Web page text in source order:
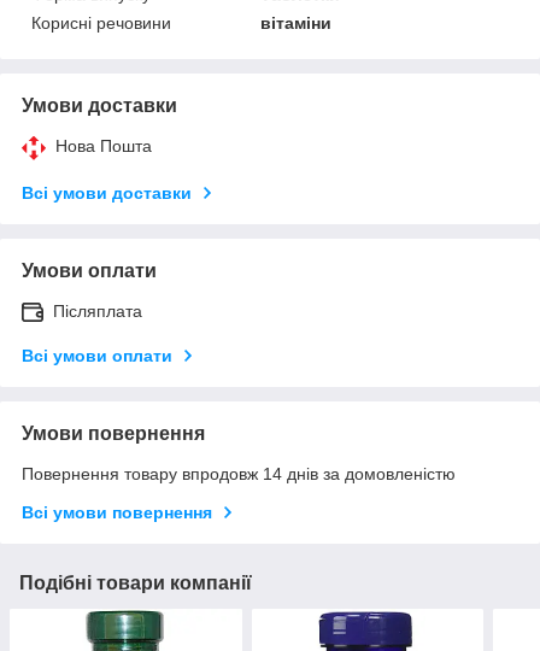
Корисні речовини
вітаміни
Умови доставки
Нова Пошта
Всі умови доставки
Умови оплати
Післяплата
Всі умови оплати
Умови повернення
Повернення товару впродовж 14 днів за домовленістю
Всі умови повернення
Подібні товари компанії